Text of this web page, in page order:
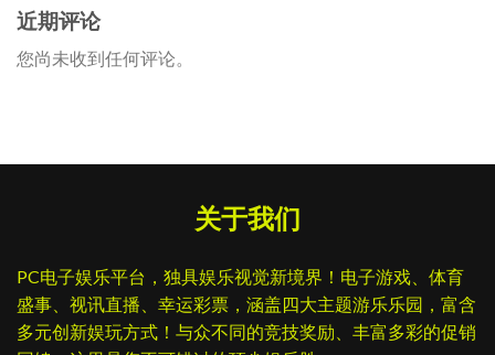
近期评论
您尚未收到任何评论。
关于我们
PC电子娱乐平台，独具娱乐视觉新境界！电子游戏、体育
盛事、视讯直播、幸运彩票，涵盖四大主题游乐乐园，富含
多元创新娱玩方式！与众不同的竞技奖励、丰富多彩的促销